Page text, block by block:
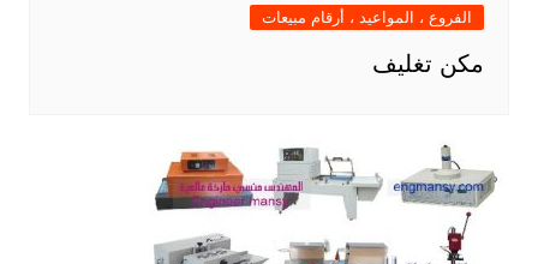
الفروع ، المواعيد ، أرقام مبيعات
مكن تغليف